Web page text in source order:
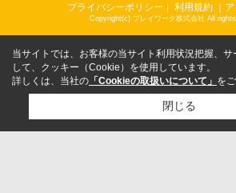
プライバシーポリシー ｜ 利用規約 ｜
Copyright(c) プレイワーク株式会社 All rights
当サイトでは、お客様の当サイト利用状況把握、サ
して、クッキー（Cookie）を使用しています。
詳しくは、当社の 「Cookieの取扱いについて」 を
閉じる